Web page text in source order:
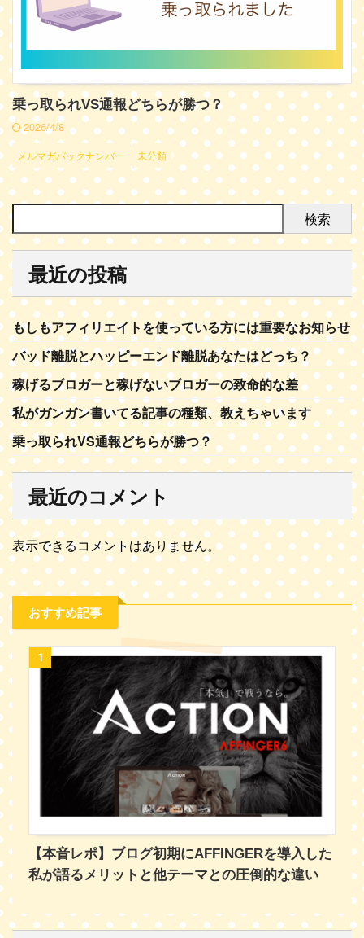
乗っ取られVS通報どちらが勝つ？
2026/4/8
メルマガバックナンバー 未分類
検索
最近の投稿
もしもアフィリエイトを使っている方には重要なお知らせ
バッド離脱とハッピーエンド離脱あなたはどっち？
稼げるブロガーと稼げないブロガーの致命的な差
私がガンガン書いてる記事の種類、教えちゃいます
乗っ取られVS通報どちらが勝つ？
最近のコメント
表示できるコメントはありません。
おすすめ記事
1
【本音レポ】ブログ初期にAFFINGERを導入した
私が語るメリットと他テーマとの圧倒的な違い